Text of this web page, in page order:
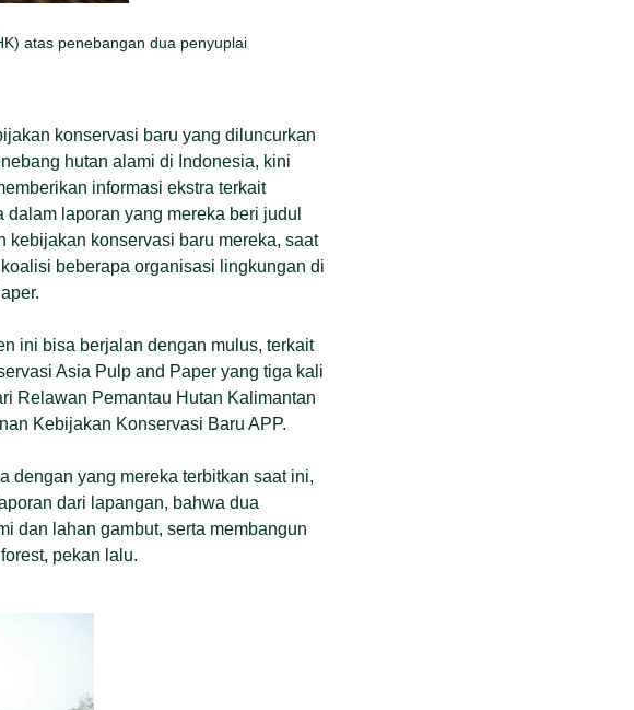
atas penebangan dua penyuplai
konservasi baru yang diluncurkan
hutan alami di Indonesia, kini
informasi ekstra terkait
laporan yang mereka beri judul
kebijakan konservasi baru mereka, saat
beberapa organisasi lingkungan di
ini bisa berjalan dengan mulus, terkait
Asia Pulp and Paper yang tiga kali
Relawan Pemantau Hutan Kalimantan
Kebijakan Konservasi Baru APP.
dengan yang mereka terbitkan saat ini,
dari lapangan, bahwa dua
dan lahan gambut, serta membangun
pekan lalu.